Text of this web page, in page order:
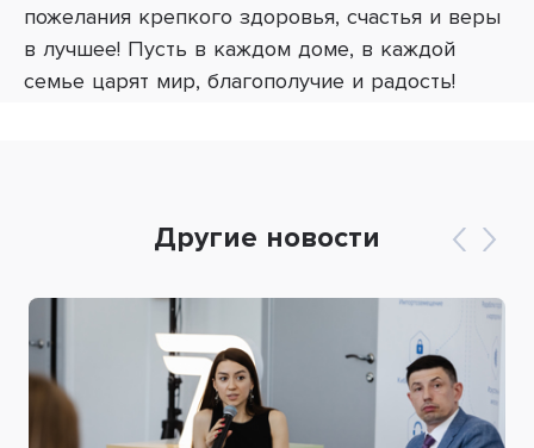
пожелания крепкого здоровья, счастья и веры
в лучшее! Пусть в каждом доме, в каждой
семье царят мир, благополучие и радость!
Другие новости